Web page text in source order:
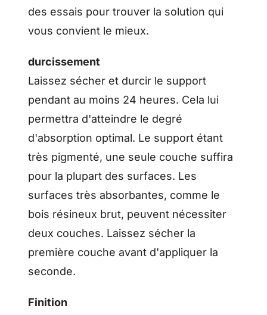
des essais pour trouver la solution qui
vous convient le mieux.
durcissement
Laissez sécher et durcir le support
pendant au moins 24 heures. Cela lui
permettra d'atteindre le degré
d'absorption optimal. Le support étant
très pigmenté, une seule couche suffira
pour la plupart des surfaces. Les
surfaces très absorbantes, comme le
bois résineux brut, peuvent nécessiter
deux couches. Laissez sécher la
première couche avant d'appliquer la
seconde.
Finition